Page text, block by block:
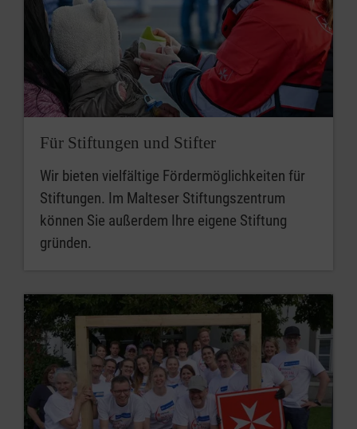
Für Stiftungen und Stifter
Wir bieten vielfältige Fördermöglichkeiten für
Stiftungen. Im Malteser Stiftungszentrum
können Sie außerdem Ihre eigene Stiftung
gründen.